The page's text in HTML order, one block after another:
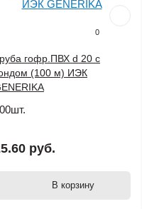
0
гофр.ПВХ d 20 с
(100 м) ИЭК
руб.
В корзину